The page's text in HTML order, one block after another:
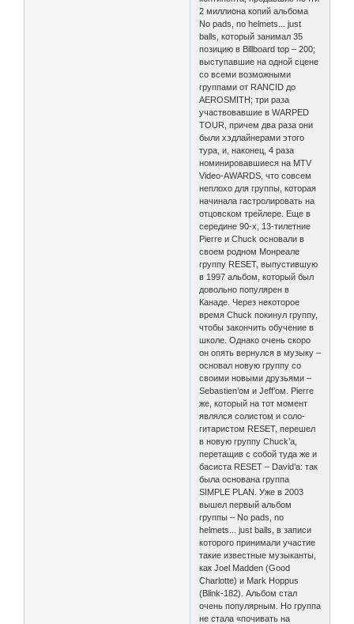
2 миллиона копий альбома
No pads, no helmets... just
balls, который занимал 35
позицию в Billboard top – 200;
выступавшие на одной сцене
со всеми возможными
группами от RANCID до
AEROSMITH; три раза
участвовавшие в WARPED
TOUR, причем два раза они
были хэдлайнерами этого
тура, и, наконец, 4 раза
номинировавшиеся на MTV
Video-AWARDS, что совсем
неплохо для группы, которая
начинала гастролировать на
отцовском трейлере. Еще в
середине 90-х, 13-тилетние
Pierre и Chuck основали в
своем родном Монреале
группу RESET, выпустившую
в 1997 альбом, который был
довольно популярен в
Канаде. Через некоторое
время Chuck покинул группу,
чтобы закончить обучение в
школе. Однако очень скоро
он опять вернулся в музыку –
основал новую группу со
своими новыми друзьями –
Sebastien’ом и Jeff’ом. Pierre
же, который на тот момент
являлся солистом и соло-
гитаристом RESET, перешел
в новую группу Chuck’a,
перетащив с собой туда же и
басиста RESET – David’a: так
была основана группа
SIMPLE PLAN. Уже в 2003
вышел первый альбом
группы – No pads, no
helmets... just balls, в записи
которого принимали участие
такие известные музыканты,
как Joel Madden (Good
Charlotte) и Mark Hoppus
(Blink-182). Альбом стал
очень популярным. Но группа
не стала «почивать на